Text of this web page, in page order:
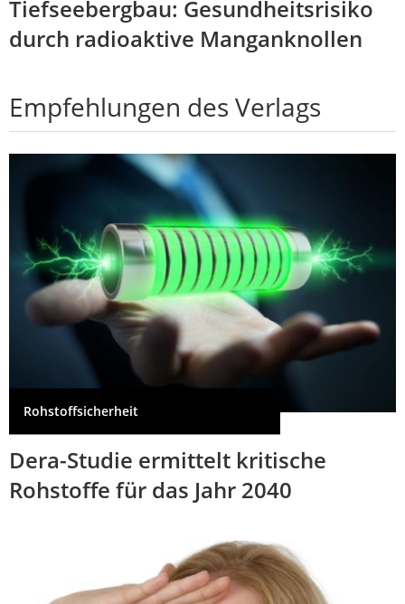
Tiefseebergbau: Gesundheitsrisiko
durch radioaktive Manganknollen
Empfehlungen des Verlags
Rohstoffsicherheit
Dera-Studie ermittelt kritische
Rohstoffe für das Jahr 2040